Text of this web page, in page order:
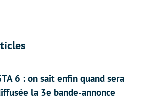
6 : on sait enfin quand sera
la 3e bande-annonce